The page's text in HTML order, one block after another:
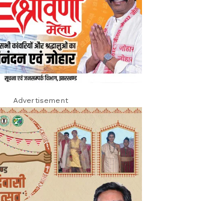
Advertisement